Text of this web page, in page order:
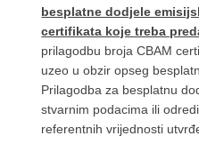
besplatne dodjele
certifikata koje treba
prilagodbu broja CBAM
uzeo u obzir opseg
Prilagodba za besplatnu
stvarnim podacima ili
referentnih vrijednosti